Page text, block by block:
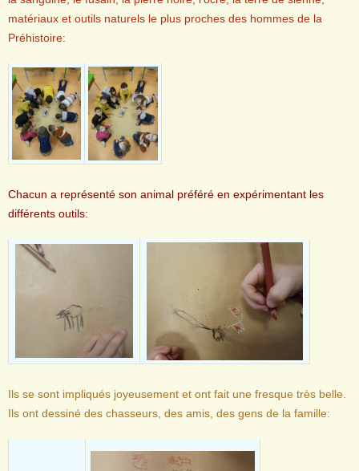
matériaux et outils naturels le plus proches des hommes de la
Préhistoire:
Chacun a représenté son animal préféré en expérimentant les
différents outils:
Ils se sont impliqués joyeusement et ont fait une fresque très belle.
Ils ont dessiné des chasseurs, des amis, des gens de la famille: